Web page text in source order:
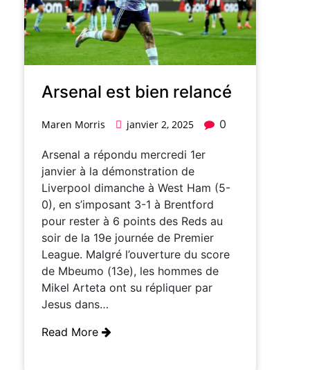
Arsenal est bien relancé
Maren Morris janvier 2, 2025 0
Arsenal a répondu mercredi 1er
janvier à la démonstration de
Liverpool dimanche à West Ham (5-
0), en s’imposant 3-1 à Brentford
pour rester à 6 points des Reds au
soir de la 19e journée de Premier
League. Malgré l’ouverture du score
de Mbeumo (13e), les hommes de
Mikel Arteta ont su répliquer par
Jesus dans…
Read More